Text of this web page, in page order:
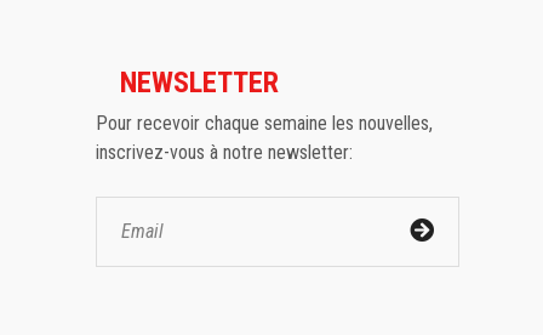
NEWSLETTER
Pour recevoir chaque semaine les nouvelles,
inscrivez-vous à notre newsletter: